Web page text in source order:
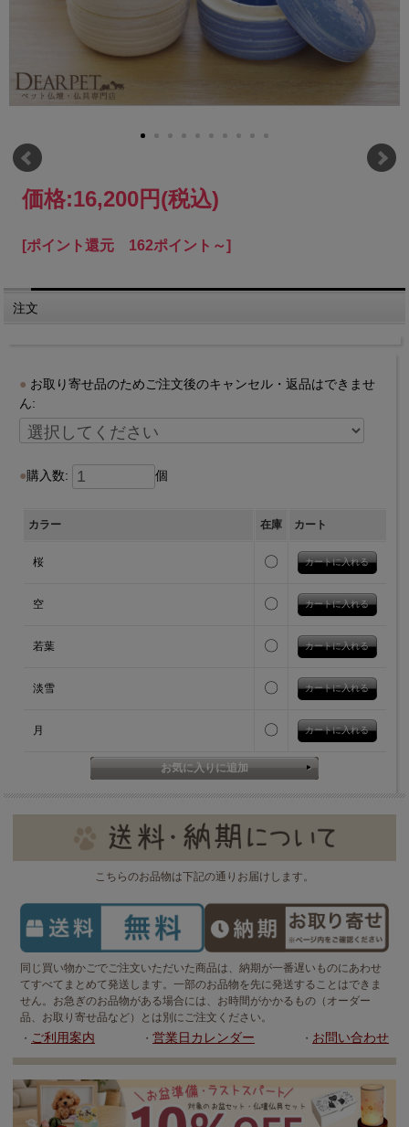
価格:16,200円(税込)
[ポイント還元 162ポイント～]
注文
お取り寄せ品のためご注文後のキャンセル・返品はできませ
ん:
購入数: 個
カラー 在庫 カート
桜 〇
空 〇
若葉 〇
淡雪 〇
月 〇
こちらのお品物は下記の通りお届けします。
同じ買い物かごでご注文いただいた商品は、納期が一番遅いものにあわせ
てすべてまとめて発送します。一部のお品物を先に発送することはできま
せん。お急ぎのお品物がある場合には、お時間がかかるもの（オーダー
品、お取り寄せ品など）とは別にご注文ください。
・ ご利用案内 ・ 営業日カレンダー ・ お問い合わせ